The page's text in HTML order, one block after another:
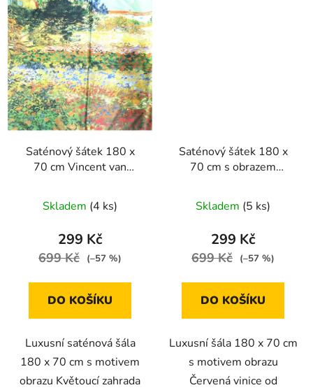
Saténový šátek 180 x
70 cm Vincent van
Skladem (4 ks)
299 Kč
699 Kč (–57 %)
DO KOŠÍKU
Luxusní saténová šála
180 x 70 cm s motivem
obrazu Květoucí zahrada
Saténový šátek 180 x
70 cm s obrazem
Vincenta van Gogha
Skladem (5 ks)
299 Kč
699 Kč (–57 %)
DO KOŠÍKU
Luxusní šála 180 x 70 cm
s motivem obrazu
Červená vinice od